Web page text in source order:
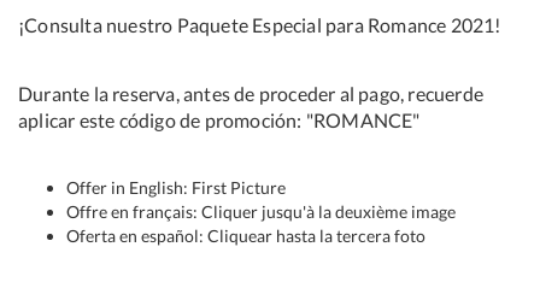
¡Consulta nuestro Paquete Especial para Romance 2021!
Durante la reserva, antes de proceder al pago, recuerde
aplicar este código de promoción: "ROMANCE"
Offer in English: First Picture
Offre en français: Cliquer jusqu'à la deuxième image
Oferta en español: Cliquear hasta la tercera foto